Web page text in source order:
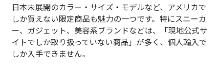
日本未展開のカラー・サイズ・モデルなど、アメリカで
しか買えない限定商品も魅力の一つです。特にスニーカ
ー、ガジェット、美容系ブランドなどは、「現地公式サ
イトでしか取り扱っていない商品」が多く、個人輸入で
しか入手できません。